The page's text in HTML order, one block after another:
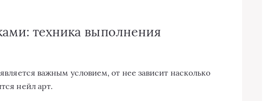
техника выполнения
важным условием, от нее зависит насколько
нейл арт.